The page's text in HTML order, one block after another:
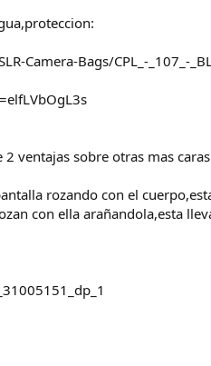
Camera-Bags/CPL_-_107_-
ventajas sobre otras mas
rozando con el
con ella arañandola,esta